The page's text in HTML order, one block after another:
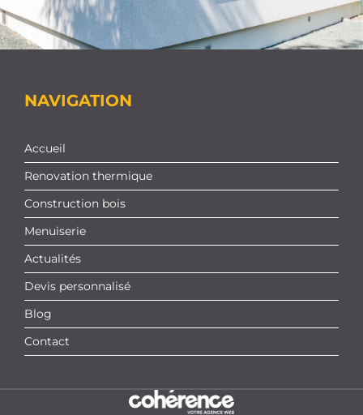
NAVIGATION
Accueil
Renovation thermique
Construction bois
Menuiserie
Actualités
Devis personnalisé
Blog
Contact